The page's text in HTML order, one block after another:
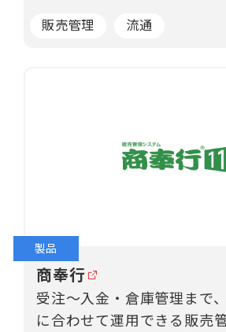
販売管理 流通
製品
商奉行
受注～入金・倉庫管理まで
に合わせて運用できる販売